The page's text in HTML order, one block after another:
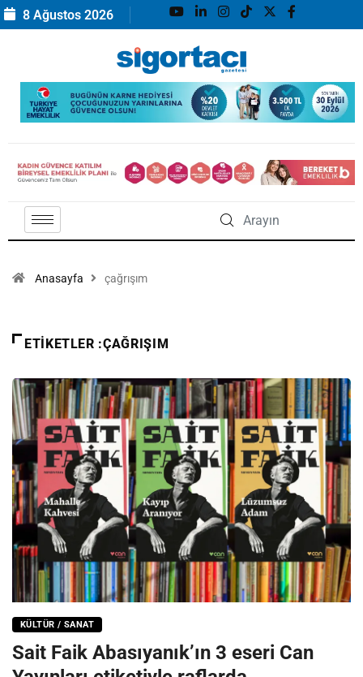
8 Ağustos 2026
Anasayfa çağrışım
ETIKETLER :ÇAĞRIŞIM
KÜLTÜR / SANAT
Sait Faik Abasıyanık’ın 3 eseri Can